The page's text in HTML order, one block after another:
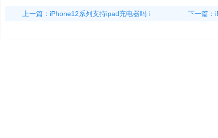
上一篇： iPhone12系列支持ipad充电器吗 i 下一篇：